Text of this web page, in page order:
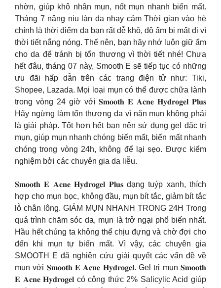
nhờn, giúp khô nhân mụn, nốt mụn nhanh biến mất.
Tháng 7 nâng niu làn da nhạy cảm Thời gian vào hè
chính là thời điểm da bạn rất dễ khô, độ ẩm bị mất đi vì
thời tiết nắng nóng. Thế nên, bạn hãy nhớ luôn giữ ẩm
cho da để tránh bị tổn thương vì thời tiết nhé! Chưa
hết đâu, tháng 07 này, Smooth E sẽ tiếp tục có những
ưu đãi hấp dẫn trên các trang điện tử như: Tiki,
Shopee, Lazada. Mọi loại mụn có thể được chữa lành
trong vòng 24 giờ với 𝐒𝐦𝐨𝐨𝐭𝐡 𝐄 𝐀𝐜𝐧𝐞 𝐇𝐲𝐝𝐫𝐨𝐠𝐞𝐥 𝐏𝐥𝐮𝐬
Hãy ngừng làm tổn thương da vì nặn mụn không phải
là giải pháp. Tốt hơn hết bạn nên sử dụng gel đặc trị
mụn, giúp mụn nhanh chóng biến mất, biến mất nhanh
chóng trong vòng 24h, không để lại sẹo. Được kiểm
nghiệm bởi các chuyên gia da liễu.
𝐒𝐦𝐨𝐨𝐭𝐡 𝐄 𝐀𝐜𝐧𝐞 𝐇𝐲𝐝𝐫𝐨𝐠𝐞𝐥 𝐏𝐥𝐮𝐬 dạng tuýp xanh, thích
hợp cho mụn bọc, không đầu, mụn bít tắc, giảm bít tắc
lỗ chân lông. GIẢM MỤN NHANH TRONG 24H Trong
quá trình chăm sóc da, mụn là trở ngại phổ biến nhất.
Hầu hết chúng ta không thể chịu đựng và chờ đợi cho
đến khi mụn tự biến mất. Vì vậy, các chuyên gia
SMOOTH E đã nghiên cứu giải quyết các vấn đề về
mụn với 𝐒𝐦𝐨𝐨𝐭𝐡 𝐄 𝐀𝐜𝐧𝐞 𝐇𝐲𝐝𝐫𝐨𝐠𝐞𝐥. Gel trị mụn 𝐒𝐦𝐨𝐨𝐭𝐡
𝐄 𝐀𝐜𝐧𝐞 𝐇𝐲𝐝𝐫𝐨𝐠𝐞𝐥 có công thức 2% Salicylic Acid giúp